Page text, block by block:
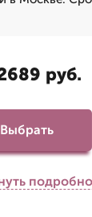
руб.
Выбрать